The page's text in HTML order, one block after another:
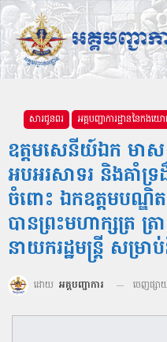
សារជូនពរ
ឧត្តមសេនីយ៍ឯក មាស
អបអរសាទរ និងគាំទ្រ
ចំពោះ ឯកឧត្តមបណ្
បានព្រះមហាក្សត្រ ត្រ
នាយករដ្ឋមន្ត្រី សម្រ
ដោយ អគ្គបញ្ជាការ ចេញផ្សា